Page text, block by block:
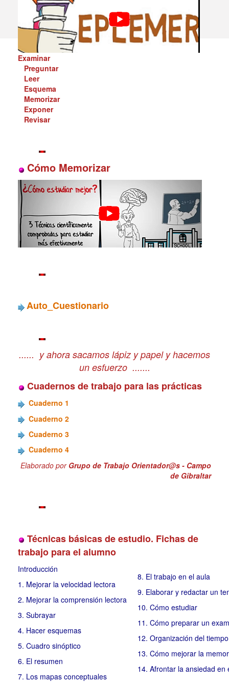
Examinar
Preguntar
Leer
Esquema
Memorizar
Exponer
Revisar
Cómo Memorizar
Auto_Cuestionario
...... y ahora sacamos lápiz y papel y hacemos
un esfuerzo .......
Cuadernos de trabajo para las prácticas
Cuaderno 1
Cuaderno 2
Cuaderno 3
Cuaderno 4
Elaborado porGrupo de Trabajo Orientador@s - Campo
de Gibraltar
Técnicas básicas de estudio. Fichas de
trabajo para el alumno
Introducción
1. Mejorar la velocidad lectora
2. Mejorar la comprensión lectora
3. Subrayar
4. Hacer esquemas
5. Cuadro sinóptico
6. El resumen
7. Los mapas conceptuales
8. El trabajo en el aula
9. Elaborar y redactar un
10. Cómo estudiar
11. Cómo preparar un
12. Organización del
13. Cómo mejorar la
14. Afrontar la ansiedad en